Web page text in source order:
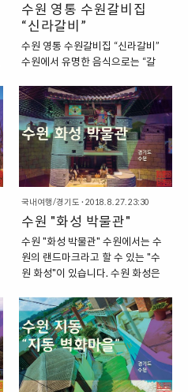
“수원 인계동에 있는 제법 럭셔리한
호텔” 수원 인계동에 있는 라마다
플라자 호텔은 제법 괜찮아 보이는
호텔이었습니다. 생긴 지 얼마 되지
는데요. 그래서 호텔 로비에서부터
제법 고급스러운 분위기를 풍기는
곳이었습니다. “8층에서 묵었던 이
날” 이날 저희가 배정받은 방은 8층
에 있는 객실이었는..
수원 영통 수원갈비집
“신라갈비”
수원 영통 수원갈비집 “신라갈비”
수원에서 유명한 음식으로는 “갈
“수원갈비”가 떠오르기도 하는데요.
이렇게 수원에서 갈비가 유명하게
된 이유가 있습니다. 그것은 과거로
거슬러 올라가는데요. 과거 수원화
성이 축조될 당시에 “소”를 이용한
건축을 많이 했다고 합니다. “수원
화성으로 인해서 유명해진 갈비 요
리” 이렇게 수원 화성은 정조의 명
에 따라서 계획적으로 설계가 되고
축조가 되었는데요. 성이 완성되고
난 이후에, 성의 건축에 이용되었던
소들은 어떻게 되었을까요? 토사구
도, 결국 사람들에게 “요리”로 변하
게 되었답니다. 그래서 수원에서는
“수원갈비”가 유명하게 된 것이지
요. “수원 영통에 있는 수원 갈빗집,
신라갈비” 이렇게 수원에서 유명..
국내여행/경기도 · 2018. 8. 27. 23:30
수원 "화성 박물관"
수원 "화성 박물관" 수원에서는 수
원의 랜드마크라고 할 수 있는 "수
원 화성"이 있습니다. 수원 화성은
어 있는 만큼, 역사적인 의의를 지니
는 곳이라고 할 수 있는데요. 그래서
화성 안에서는 다양한 볼거리를 제
공하기도 한답니다. "수원 화성의
역사에 대해서 알 수 있는 화성 박물
관" 수원 화성 안에는 이렇게 곳곳